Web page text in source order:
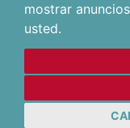
mostrar
usted.